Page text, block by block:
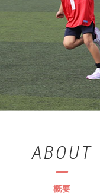
ABOUT
概要